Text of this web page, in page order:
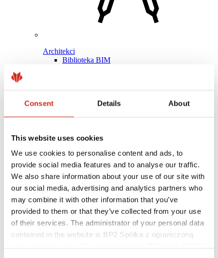
Consent Details About
This website uses cookies
We use cookies to personalise content and ads, to
provide social media features and to analyse our traffic.
We also share information about your use of our site with
our social media, advertising and analytics partners who
may combine it with other information that you’ve
provided to them or that they’ve collected from your use
of their services. The administrator of your personal data
contained in the website is BP2 Spółka z ograniczoną
Architekci
Biblioteka BIM
Pomocne linki